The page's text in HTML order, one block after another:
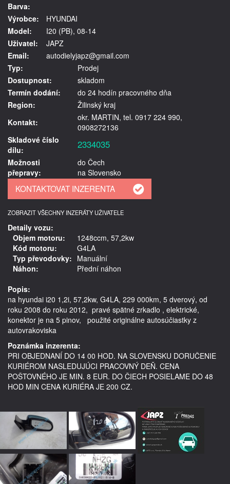
Barva:
Výrobce:
HYUNDAI
Model:
I20 (PB), 08-14
Uživatel:
JAPZ
Email:
autodielyjapz@gmail.com
Typ:
Prodej
Dostupnost:
skladom
Termín dodání:
do 24 hodín pracovného dňa
Region:
Žilinský kraj
Kontakt:
okr. MARTIN, tel. 0917 224 990,
0908272136
Skladové číslo
dílu:
2334035
Možnosti
přepravy:
do Čech
na Slovensko
ZOBRAZIT VŠECHNY INZERÁTY UŽIVATELE
Detaily vozu:
Objem motoru:
1248ccm, 57,2kw
Kód motoru:
G4LA
Typ převodovky: Manuální
Náhon:
Přední náhon
Popis:
na hyundai i20 1,2i, 57,2kw, G4LA, 229 000km, 5 dverový, od
roku 2008 do roku 2012,  pravé spätné zrkadlo , elektrické,
konektor je na 5 pinov,   použité originálne autosúčiastky z
autovrakoviska
Poznámka inzerenta:
PRI OBJEDNANÍ DO 14 00 HOD. NA SLOVENSKU DORUČENIE
KURIÉROM NASLEDUJÚCI PRACOVNÝ DEŇ. CENA
POŠTOVNÉHO JE MIN. 8 EUR. DO ČIECH POSIELAME DO 48
HOD MIN CENA KURIÉRA JE 200 CZ.